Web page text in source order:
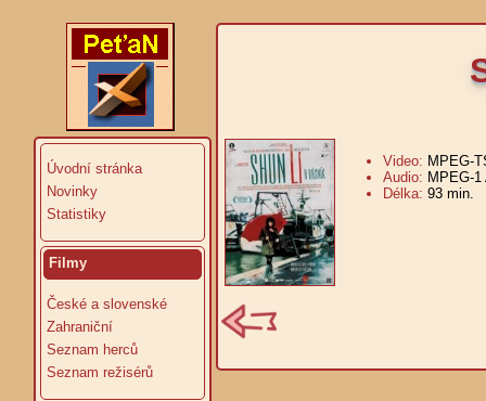
Úvodní stránka
Novinky
Statistiky
Filmy
České a slovenské
Zahraniční
Seznam herců
Seznam režisérů
Video: MPEG-
Audio: MPEG-
Délka: 93 min.